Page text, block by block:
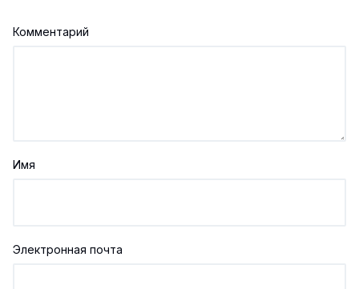
Комментарий
Имя
Электронная почта